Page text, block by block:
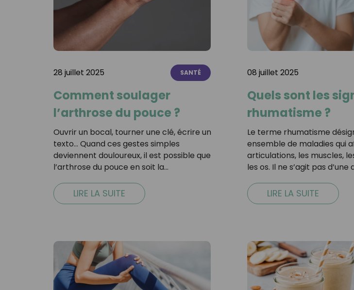
28 juillet 2025 SANTÉ
Comment soulager
l’arthrose du pouce ?
Ouvrir un bocal, tourner une clé, écrire un
texto… Quand ces gestes simples
deviennent douloureux, il est possible que
l’arthrose du pouce en soit la…
LIRE LA SUITE
08 juillet 2025
Quels sont les
rhumatisme ?
Le terme rhumatisme
ensemble de maladies qui
articulations, les muscles,
les os. Il ne s’agit pas
LIRE LA SUITE